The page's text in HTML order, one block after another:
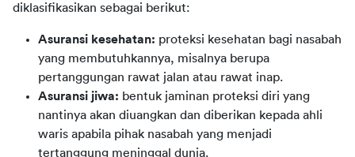
diklasifikasikan sebagai berikut:
Asuransi kesehatan: proteksi kesehatan bagi nasabah
yang membutuhkannya, misalnya berupa
pertanggungan rawat jalan atau rawat inap.
Asuransi jiwa: bentuk jaminan proteksi diri yang
nantinya akan diuangkan dan diberikan kepada ahli
waris apabila pihak nasabah yang menjadi
tertanggung meninggal dunia.